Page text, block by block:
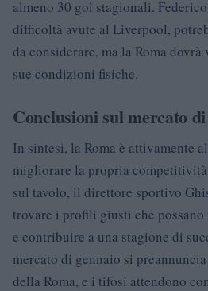
almeno 30 gol stagionali.
difficoltà avute al Liverpool,
da considerare, ma la Roma
sue condizioni fisiche.
Conclusioni sul mercato
In sintesi, la Roma è attivamente
migliorare la propria
sul tavolo, il direttore sportivo
trovare i profili giusti che
e contribuire a una stagione di
mercato di gennaio si
della Roma, e i tifosi attendono